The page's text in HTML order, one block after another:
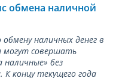
обмена наличной
наличных денег в
могут совершать
наличные» без
концу текущего года